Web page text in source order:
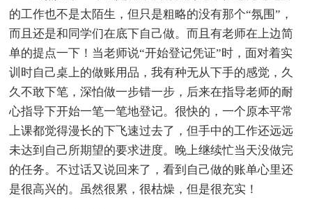
的工作也不是太陌生，但只是粗略的没有那个“氛围”，
而且还是和同学们在底下自己做。而且有老师在上边简
单的提点一下！当老师说“开始登记凭证”时，面对着实
训时自己桌上的做账用品，我有种无从下手的感觉，久
久不敢下笔，深怕做一步错一步，后来在指导老师的耐
心指导下开始一笔一笔地登记。很快的，一个原本平常
上课都觉得漫长的下飞速过去了，但手中的工作还远远
未达到自己所期望的要求进度。晚上继续忙当天没做完
的任务。不过话又说回来了，看到自己做的账单心里还
是很高兴的。虽然很累，很枯燥，但是很充实！